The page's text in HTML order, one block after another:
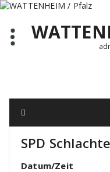
Zum
springen
SPD
Datum/Zeit